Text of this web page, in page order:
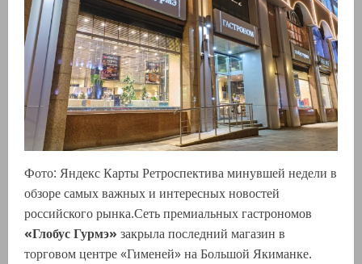
Фото: Яндекс Карты Ретроспектива минувшей недели в
обзоре самых важных и интересных новостей
российского рынка.Сеть премиальных гастрономов
«Глобус Гурмэ» закрыла последний магазин в
торговом центре «Гименей» на Большой Якиманке.